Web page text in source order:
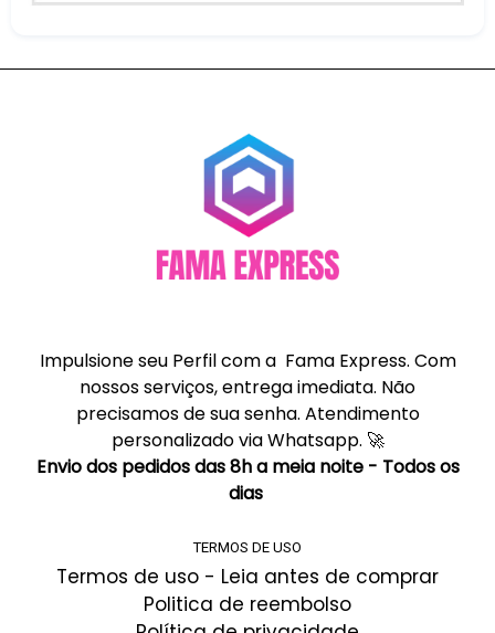
Impulsione seu Perfil com a Fama Express. Com
nossos serviços, entrega imediata. Não
precisamos de sua senha. Atendimento
personalizado via Whatsapp. 🚀
Envio dos pedidos das 8h a meia noite - Todos os
dias
TERMOS DE USO
Termos de uso - Leia antes de comprar
Politica de reembolso